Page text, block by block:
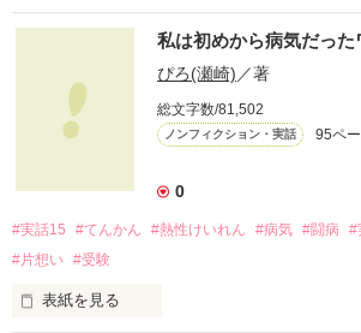
法螺貝の鳴り響く、
戦(いく)さの夢を、
私は見てしまう！
急にそうなったんだけど……。
これって、プレ中2病なのかな？
私は初めから病気だっ
ぴろ(瀬崎) ／著
総文字数/81,502
ノンフィクション・実話 95ペ
0
#実話15 #てんかん #熱性けいれん #病気 #闘病 #
#片想い #受験
表紙を見る